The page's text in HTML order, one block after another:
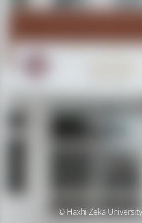
© Haxhi Zeka